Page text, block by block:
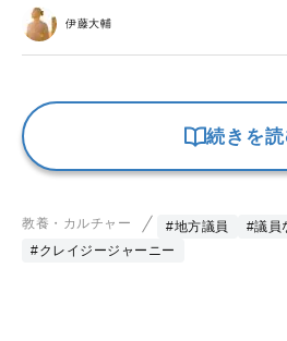
伊藤大輔
続きを
教養・カルチャー #地方議員 #議員
#クレイジージャーニー